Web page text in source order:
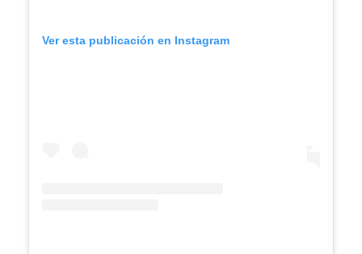
Ver esta publicación en Instagram